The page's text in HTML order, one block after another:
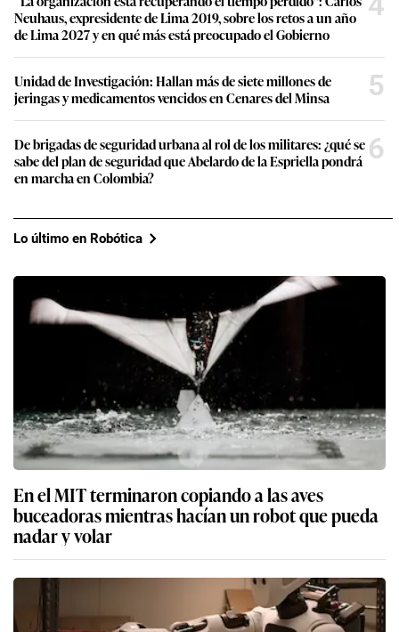
En el MIT terminaron copiando a las aves
buceadoras mientras hacían un robot que pueda
nadar y volar
Gemini Robotics 2, el modelo de Google que
permite el control inteligente y colaboración
entre robots